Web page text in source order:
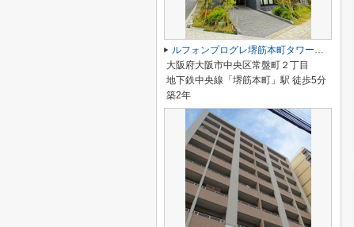
ルフォンプログレ堺筋本町タワーレジデンス
大阪府大阪市中央区常盤町２丁目
地下鉄中央線「堺筋本町」駅 徒歩5分
築2年